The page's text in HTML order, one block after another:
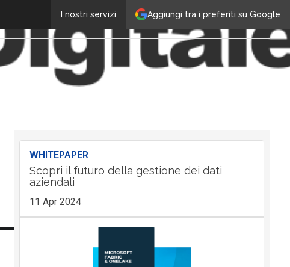
Aggiungi tra i preferiti su Google
I nostri servizi
WHITEPAPER
Scopri il futuro della gestione dei dati
aziendali
11 Apr 2024